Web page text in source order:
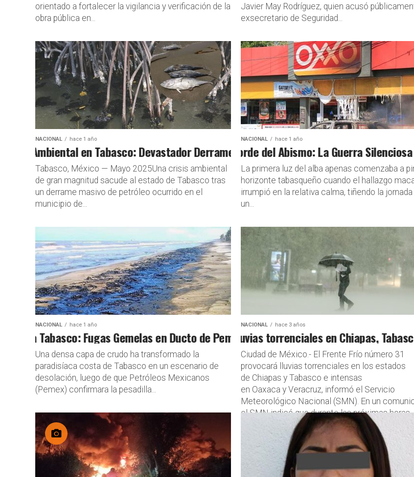
orientado a fortalecer la vigilancia y verificación de la
obra pública en...
Javier May Rodríguez, quien acusó
exsecretario de Seguridad...
NACIONAL hace 1 año
Ambiental en Tabasco: Devastador Derrame de Petróleo Afecta Ecosistemas y
Tabasco, México — Mayo 2025Una crisis ambiental
de gran magnitud sacude al estado de Tabasco tras
un derrame masivo de petróleo ocurrido en el
municipio de...
NACIONAL hace 1 año
Tabasco al Borde del Abismo: La Guerra Silenciosa
La primera luz del alba apenas comenzaba a
horizonte tabasqueño cuando el hallazgo
irrumpió en la relativa calma, tiñendo la jornada
un...
NACIONAL hace 1 año
a Tabasco: Fugas Gemelas en Ducto de Pemex Desatan Crisis Ambiental y Polémica en
Una densa capa de crudo ha transformado la
paradisíaca costa de Tabasco en un escenario de
desolación, luego de que Petróleos Mexicanos
(Pemex) confirmara la pesadilla...
NACIONAL hace 3 años
Se esperan lluvias torrenciales en Chiapas, Tabasco,
Ciudad de México.- El Frente Frío número 31
provocará lluvias torrenciales en los estados
de Chiapas y Tabasco e intensas
en Oaxaca y Veracruz, informó el Servicio
Meteorológico Nacional (SMN). En un
el SMN indicó que durante las próximas horas...